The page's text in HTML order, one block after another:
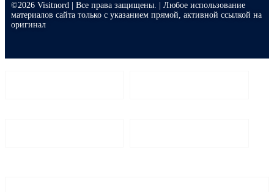
©2026 Visitnord | Все права защищены. | Любое использование
материалов сайта только с указанием прямой, активной ссылкой на
оригинал